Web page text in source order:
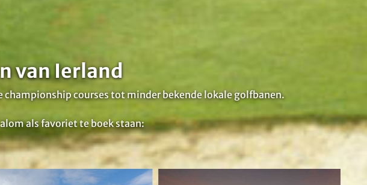
van Ierland
championship courses tot minder bekende lokale golfbanen.
als favoriet te boek staan: